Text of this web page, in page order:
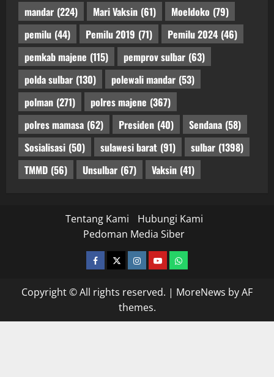
mandar (224) Mari Vaksin (61) Moeldoko (79)
pemilu (44) Pemilu 2019 (71) Pemilu 2024 (46)
pemkab majene (115) pemprov sulbar (63)
polda sulbar (130) polewali mandar (53)
polman (271) polres majene (367)
polres mamasa (62) Presiden (40) Sendana (58)
Sosialisasi (50) sulawesi barat (91) sulbar (1398)
TMMD (56) Unsulbar (67) Vaksin (41)
Tentang Kami
Hubungi Kami
Pedoman Media Siber
facebooktwitterinstagram.com
youtubewhatsapp
Copyright © All rights reserved. | MoreNews by AF
themes.